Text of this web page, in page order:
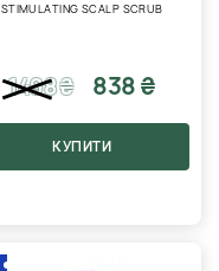
STIMULATING SCALP SCRUB
1498₴ 838 ₴
КУПИТИ